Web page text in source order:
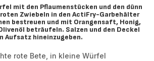
mit den Pflaumenstücken und den dünn
Zwiebeln in den ActiFry-Garbehälter
bestreuen und mit Orangensaft, Honig,
beträufeln. Salzen und den Deckel
Aufsatz hineinzugeben.
rote Bete, in kleine Würfel